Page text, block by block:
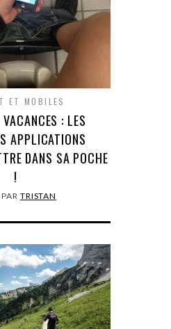
ET MOBILES
: LES
APPLICATIONS
DANS SA POCHE
!
TRISTAN